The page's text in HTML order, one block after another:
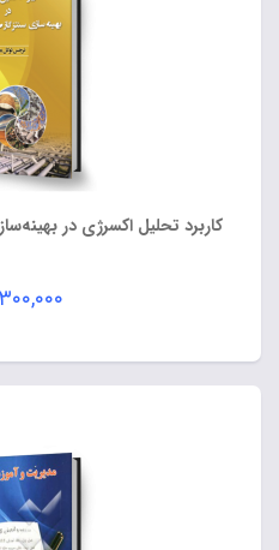
کاربرد تحلیل اکسرژی در
۳۰۰,۰۰۰